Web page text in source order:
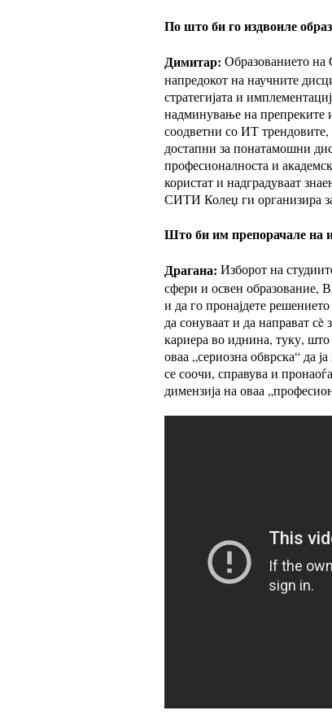
По што би го издвоиле
Димитар: Образованието на
напредокот на научните
стратегијата и
надминување на препреките
соодветни со ИТ трендовите,
достапни за понатамошни
професионалноста и
користат и надградуваат
СИТИ Колеџ ги организира
Што би им препорачале на
Драгана: Изборот на
сфери и освен образование,
и да го пронајдете
да сонуваат и да направат
кариера во иднина, туку,
оваа „сериозна обврска“ да
се соочи, справува и
димензија на оваа